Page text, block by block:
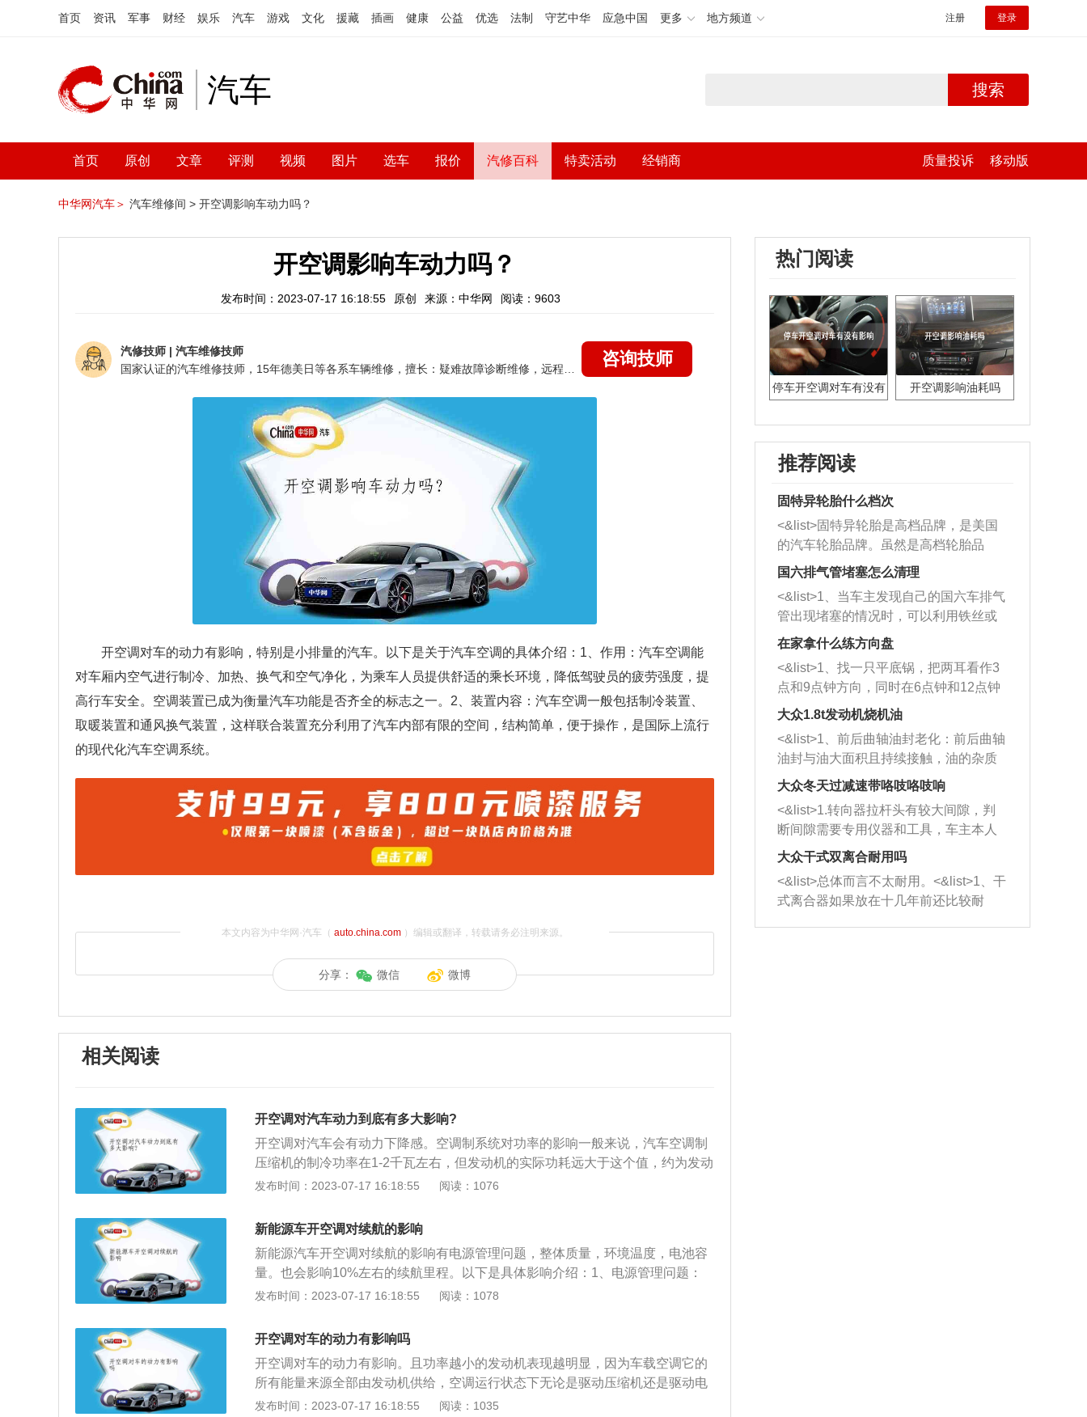
首页 资讯 军事 财经 娱乐 汽车 游戏 文化 援藏 插画 健康 公益 优选 法制 守艺中华 应急中国 更多 地方频道 注册 登录
汽车 搜索
首页 原创 文章 评测 视频 图片 选车 报价 汽修百科 特卖活动 经销商 质量投诉 移动版
中华网汽车＞ 汽车维修间 > 开空调影响车动力吗？
开空调影响车动力吗？
发布时间：2023-07-17 16:18:55 原创 来源：中华网 阅读：9603
汽修技师 | 汽车维修技师
咨询技师
开空调对车的动力有影响，特别是小排量的汽车。以下是关于汽车空调的具体介绍：1、作用：汽车空调能
对车厢内空气进行制冷、加热、换气和空气净化，为乘车人员提供舒适的乘长环境，降低驾驶员的疲劳强度，提
高行车安全。空调装置已成为衡量汽车功能是否齐全的标志之一。2、装置内容：汽车空调一般包括制冷装置、
取暖装置和通风换气装置，这样联合装置充分利用了汽车内部有限的空间，结构简单，便于操作，是国际上流行
的现代化汽车空调系统。
本文内容为中华网·汽车（ auto.china.com）编辑或翻译，转载请务必注明来源。
分享： 微信 微博
相关阅读
开空调对汽车动力到底有多大影响?
开空调对汽车会有动力下降感。空调制系统对功率的影响一般来说，汽车空调制
压缩机的制冷功率在1-2千瓦左右，但发动机的实际功耗远大于这个值，约为发动
机功率的10%-15%。一般排量小于1.6升的发动机功率小于85千瓦，只有在发动
车辆低速行驶时，发动机的输出功率较低。此时制冷系统开启，动力分配比大，
率，车的空调分两种，一种是独立的一种非独立，家用轿车采用的是非独立的空
调，也就是直接靠发动机动力来带，发动机在运转的时候，就要分一部分动力到
汽车空调上面；2、以1.8升动力车型为例，开启空调后，0-100千米/小时的加速
过程受空调影响较小。市区内驾驶时，车主们无需过多考虑空调对车辆动力的影
响。而在60-100千米/小时的加速区间，车辆的动力会被明显抑制。日常行驶时，
如果需要快速超越前车，暂时关闭空调不失为是一个简单而有效的做法。
发布时间：2023-07-17 16:18:55 阅读：1076
新能源车开空调对续航的影响
新能源汽车开空调对续航的影响有电源管理问题，整体质量，环境温度，电池容
量。也会影响10%左右的续航里程。以下是具体影响介绍：1、电源管理问题：
好的电源管理系统能够让电能得到充分回收及利用，提高续航里程的表现。2、
一定程度上影响续航里程表现。3、环境温度：电池组的活性受环境温度影响较
式进行，从而达到加热空气的目的，而热泵系统则是可以吸收空气中的热量达到
制热的目的。所以这两种相比时，PTC制热方式更加耗电，对续航的影响也更
大。4、电池组容量：电池组容量会是影响续航里程表现的一大因素。纯电动汽
发布时间：2023-07-17 16:18:55 阅读：1078
开空调对车的动力有影响吗
开空调对车的动力有影响。且功率越小的发动机表现越明显，因为车载空调它的
所有能量来源全部由发动机供给，空调运行状态下无论是驱动压缩机还是驱动电
机还是汲取电瓶电量都会消耗掉部分发动机功率，这样汽车在低功率状态下运行
发布时间：2023-07-17 16:18:55 阅读：1035
热门阅读
停车开空调对车有没有
开空调影响油耗吗
推荐阅读
固特异轮胎什么档次
<&list>固特异轮胎是高档品牌，是美国
的汽车轮胎品牌。虽然是高档轮胎品
牌，但是中高低端的轮胎都有生产，这
也是为了更好的开拓市场。
国六排气管堵塞怎么清理
<&list>1、当车主发现自己的国六车排气
管出现堵塞的情况时，可以利用铁丝或
者是细棍，直接将杂物给取出来，如果
堵塞情况比较严重，也可以采取应急措
施。 <&list>2、直接利用木棍将所有的
杂物推到排气管里面的位置处，然后将
三元催化器拆解开，就可以将堵塞的东
西取出来。但如果是因为积碳过多引起
的堵塞，就需要将三元催化器泡在草酸
洗剂对堵塞的情况得到解决，将清洗剂
放在燃油箱中，与燃油混合后，车辆启
动时，就可以和汽油一起进入到燃烧
室，最后形成废气排出，就可以让三元
催化器得到清洗，排气管堵塞的情况就
能够得到解决。
在家拿什么练方向盘
<&list>1、找一只平底锅，把两耳看作3
点和9点钟方向，同时在6点钟和12点钟
方向做一个标记。 <&list>2、双手握住
一圈半的练习，往右同样也要打相同的
圈数。 <&list>3、最后强调要反复练
习，这样就可以形成肌肉记忆，在真实
驾驶车辆时，不需要记忆也能打好方
向。
大众1.8t发动机烧机油
<&list>1、前后曲轴油封老化：前后曲轴
油封与油大面积且持续接触，油的杂质
和发动机内持续温度变化使其密封效果
逐渐减弱，导致渗油或漏油。<&list>2、
活塞间隙过大：积碳会使活塞环与缸体
的间隙扩大，导致机油流入燃烧室中，
造成烧机油。<&list>3、机油粘度。使用
机油粘度过小的话，同样会有烧机油现
象，机油粘度过小具有很好的流动性，
大众冬天过减速带咯吱咯吱响
<&list>1.转向器拉杆头有较大间隙，判
断间隙需要专用仪器和工具，车主本人
无法制作，需要将车辆送到修理厂或4s
店；<&list>2.车辆半轴套管防尘罩破
裂，破裂后会出现漏油现象，使半轴磨
损严重，磨损的半轴容易损坏，产生异
响；<&list>3.稳定器的转向胶套和球头
大众干式双离合耐用吗
<&list>总体而言不太耐用。<&list>1、干
式离合器如果放在十几年前还比较耐